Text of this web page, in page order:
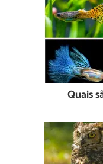
Quais